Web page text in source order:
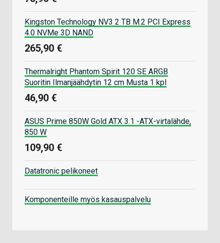
Kingston Technology NV3 2 TB M.2 PCI Express
4.0 NVMe 3D NAND
265,90 €
Thermalright Phantom Spirit 120 SE ARGB
Suoritin Ilmanjäähdytin 12 cm Musta 1 kpl
46,90 €
ASUS Prime 850W Gold ATX 3.1 -ATX-virtalähde,
850 W
109,90 €
Datatronic pelikoneet
Komponenteille myös kasauspalvelu